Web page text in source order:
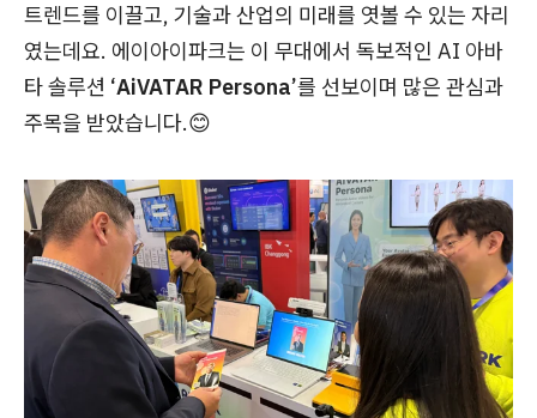
트렌드를 이끌고, 기술과 산업의 미래를 엿볼 수 있는 자리
였는데요. 에이아이파크는 이 무대에서 독보적인 AI 아바
타 솔루션 ‘AiVATAR Persona’를 선보이며 많은 관심과
주목을 받았습니다.😊